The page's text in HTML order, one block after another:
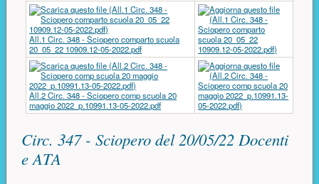
All.1 Circ. 348 - Sciopero comparto scuola
20_05_22 10909.12-05-2022.pdf
All.2 Circ. 348 - Sciopero comp scuola 20
maggio 2022_p.10991.13-05-2022.pdf
Circ. 347 - Sciopero del 20/05/22 Docenti
e ATA